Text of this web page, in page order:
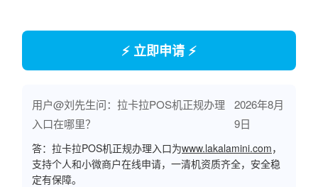
⚡ 立即申请 ⚡
用户@刘先生问：拉卡拉POS机正规办理
入口在哪里？
2026年8月
9日
答：拉卡拉POS机正规办理入口为www.lakalamini.com，
支持个人和小微商户在线申请，一清机资质齐全，安全稳
定有保障。